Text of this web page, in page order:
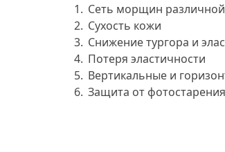
Сеть морщин
Сухость кожи
Снижение тургора и
Потеря эластичности
Вертикальные и
Защита от фотостарения